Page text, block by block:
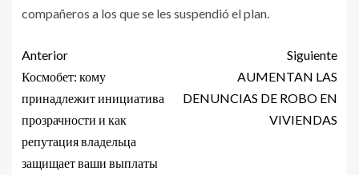
compañeros a los que se les suspendió el plan.
Anterior
Космобет: кому
принадлежит инициатива
прозрачности и как
репутация владельца
защищает ваши выплаты
Siguiente
AUMENTAN LAS
DENUNCIAS DE ROBO EN
VIVIENDAS